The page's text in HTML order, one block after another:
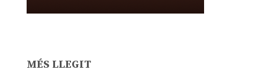
MÉS LLEGIT